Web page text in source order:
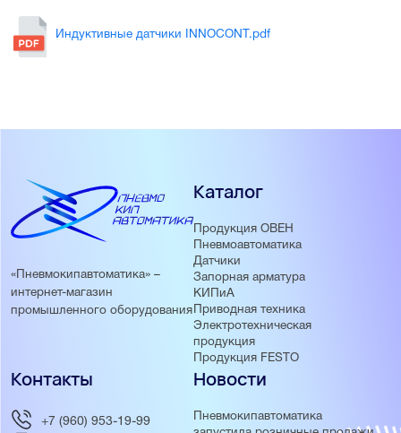
Индуктивные датчики INNOCONT.pdf
«Пневмокипавтоматика» –
интернет-магазин
промышленного оборудования
Каталог
Продукция ОВЕН
Пневмоавтоматика
Датчики
Запорная арматура
КИПиА
Приводная техника
Электротехническая
продукция
Продукция FESTO
Новости
Пневмокипавтоматика
Контакты
+7 (960) 953-19-99